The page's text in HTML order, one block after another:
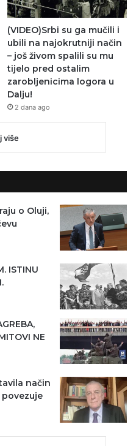
(VIDEO)Srbi su ga mučili i
ubili na najokrutniji način
– još živom spalili su mu
tijelo pred ostalim
zarobljenicima logora u
Dalju!
2 dana ago
više
o Oluji,
ISTINU
NE
način